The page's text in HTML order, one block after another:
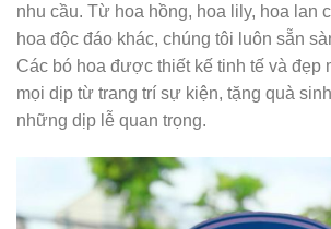
nhu cầu. Từ hoa hồng, hoa lily, hoa lan
hoa độc đáo khác, chúng tôi luôn sẵn
Các bó hoa được thiết kế tinh tế và đẹp
mọi dịp từ trang trí sự kiện, tặng quà
những dịp lễ quan trọng.